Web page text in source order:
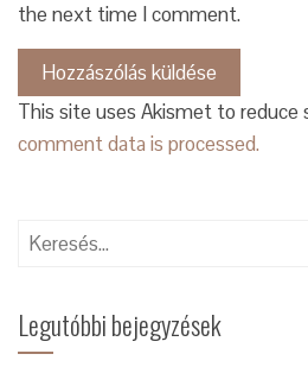
the next time I comment.
This site uses Akismet to reduce
comment data is processed.
Keresés:
Legutóbbi bejegyzések